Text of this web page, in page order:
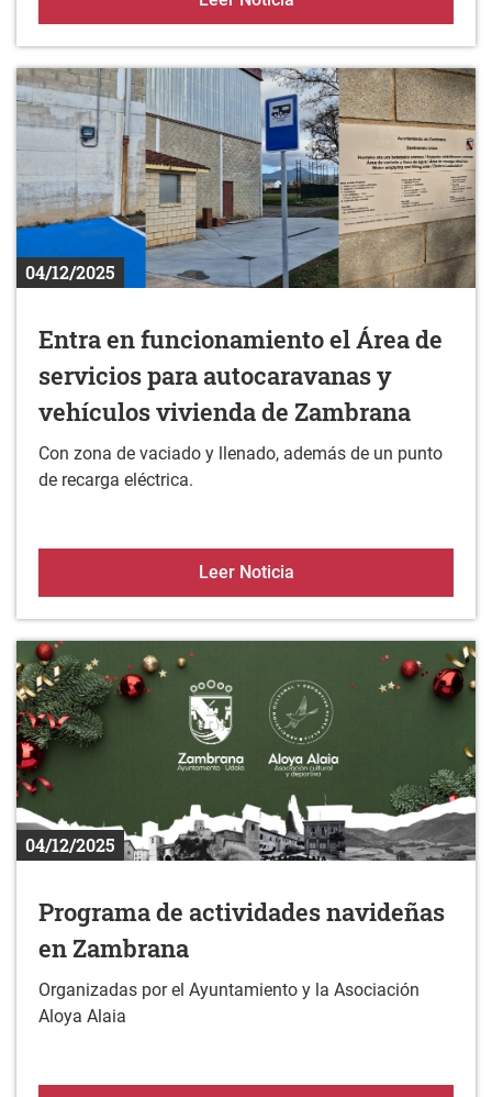
04/12/2025
Entra en funcionamiento el Área de
servicios para autocaravanas y
vehículos vivienda de Zambrana
Con zona de vaciado y llenado, además de un punto
de recarga eléctrica.
Leer NoticiaEntra en
04/12/2025
Programa de actividades navideñas
en Zambrana
Organizadas por el Ayuntamiento y la Asociación
Aloya Alaia